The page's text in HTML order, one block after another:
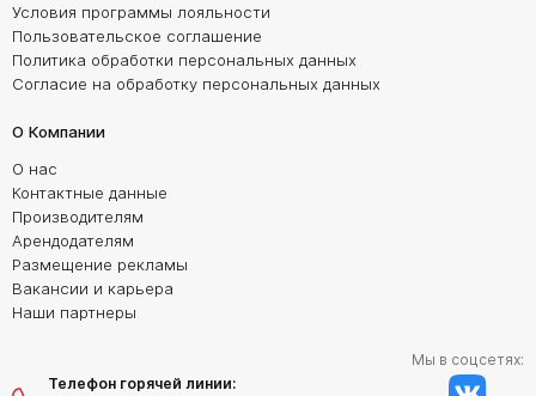
Условия программы лояльности
Пользовательское соглашение
Политика обработки персональных данных
Согласие на обработку персональных данных
О Компании
О нас
Контактные данные
Производителям
Арендодателям
Размещение рекламы
Вакансии и карьера
Наши партнеры
Телефон горячей линии:
Мы в соцсетях: